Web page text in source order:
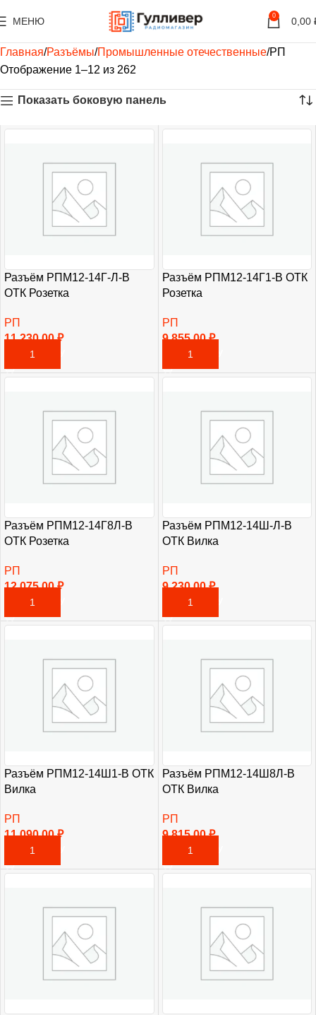
МЕНЮ 0 0,00
Главная Разъёмы Промышленные отечественные РП
Отображение 1–12 из 262
Показать боковую панель
Разъём РПМ12-14Г-Л-В
ОТК Розетка
РП
11 230,00₽
В КОРЗИНУ
Разъём РПМ12-14Г1-В ОТК
Розетка
РП
9 855,00₽
В КОРЗИНУ
Разъём РПМ12-14Г8Л-В
ОТК Розетка
РП
12 075,00₽
В КОРЗИНУ
Разъём РПМ12-14Ш-Л-В
ОТК Вилка
РП
9 230,00₽
В КОРЗИНУ
Разъём РПМ12-14Ш1-В ОТК
Вилка
РП
11 090,00₽
В КОРЗИНУ
Разъём РПМ12-14Ш8Л-В
ОТК Вилка
РП
9 815,00₽
В КОРЗИНУ